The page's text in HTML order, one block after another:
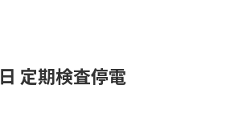
定期検査停電